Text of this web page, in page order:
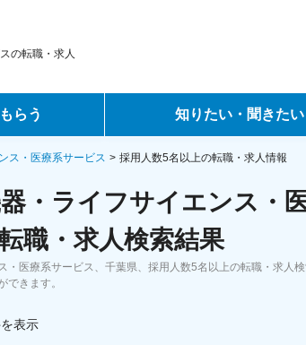
の転職・求人
らう
ービス
知りたい・聞きたい
転職ノウハウ
データで見る転職
コラム・インタビュー
ス・医療系サービス 採用人数5名以上の転職・求人情報
・ライフサイエンス・
職・求人検索結果
・医療系サービス、千葉県、採用人数5名以上の転職・求人
できます。
を表示